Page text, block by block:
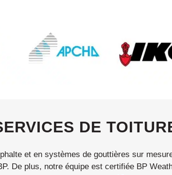
DE
et en systèmes de gouttières sur
De plus, notre équipe est certifiée BP